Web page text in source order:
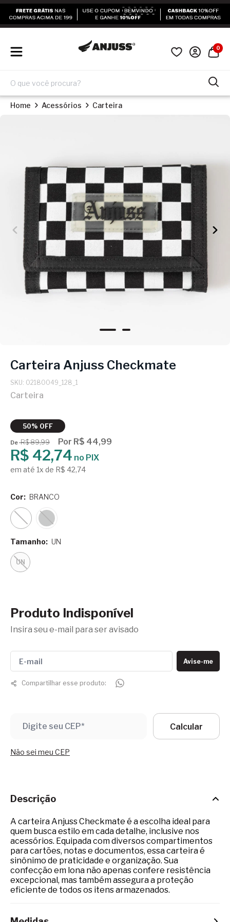
0
Home Acessórios Carteira
Carteira Anjuss Checkmate
SKU: 02180049_128_1
Carteira
50% OFF
DeR$ 89,99 Por R$ 44,99
R$ 42,74 no PIX
em até 1x de R$ 42,74
Tamanho: UN
UN
Cor: BRANCO
Produto Indisponível
Insira seu e-mail para ser avisado
Avise-me
Compartilhar esse produto:
Não sei meu CEP
Descrição
A carteira Anjuss Checkmate é a escolha ideal para
quem busca estilo em cada detalhe, inclusive nos
acessórios. Equipada com diversos compartimentos
para cartões, notas e documentos, essa carteira é
sinônimo de praticidade e organização. Sua
confecção em lona não apenas confere resistência
excepcional, mas também assegura a proteção
eficiente de todos os itens armazenados.